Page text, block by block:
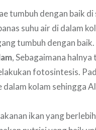
tumbuh dengan baik
suhu air di dalam
tumbuh dengan baik.
, Sebagaimana halnya
fotosintesis.
kolam sehingga
ikan yang